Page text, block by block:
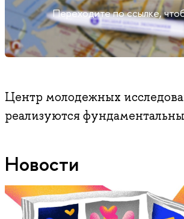
Переходите по ссылке,
Центр молодежных
реализуются
Новости